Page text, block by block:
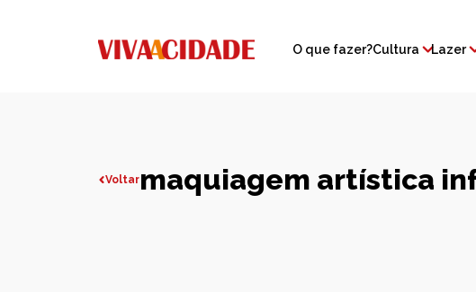
O que fazer?Cultura Lazer
Voltarmaquiagem artística